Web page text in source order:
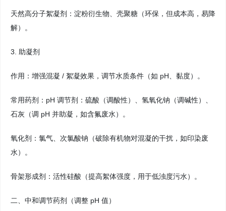
天然高分子絮凝剂：淀粉衍生物、壳聚糖（环保，但成本高，易降
解）。
3. 助凝剂
作用：增强混凝 / 絮凝效果，调节水质条件（如 pH、黏度）。
常用药剂：pH 调节剂：硫酸（调酸性）、氢氧化钠（调碱性）、
石灰（调 pH 并助凝，如含氟废水）。
氧化剂：氯气、次氯酸钠（破除有机物对混凝的干扰，如印染废
水）。
骨架形成剂：活性硅酸（提高絮体强度，用于低浊度污水）。
二、中和调节药剂（调整 pH 值）